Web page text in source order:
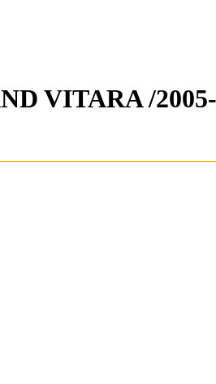
VITARA /